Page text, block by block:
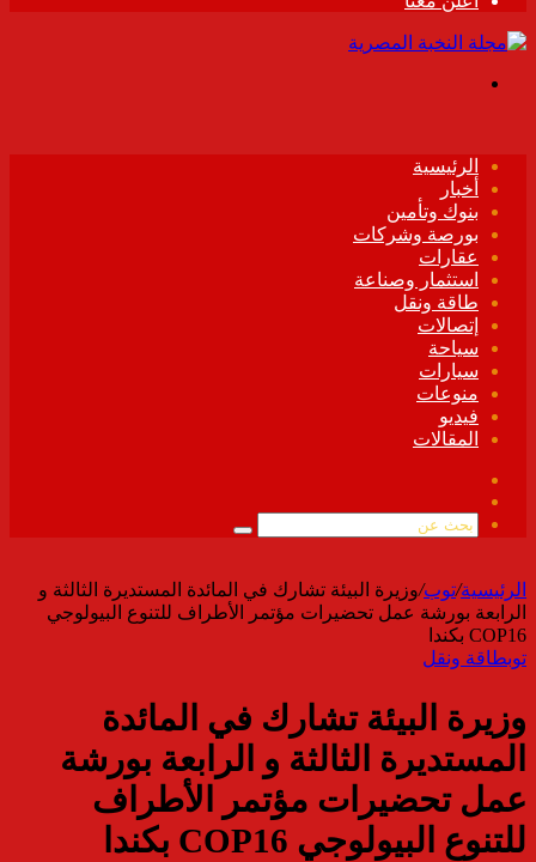
الرئيسية
أخبار
بنوك وتأمين
بورصة وشركات
عقارات
استثمار وصناعة
طاقة ونقل
إتصالات
سياحة
سيارات
منوعات
فيديو
المقالات
الموقع
بحث
الرئيسية/توب/وزيرة البيئة تشارك في المائدة المستديرة الثالثة و
الرابعة بورشة عمل تحضيرات مؤتمر الأطراف للتنوع البيولوجي
COP16 بكندا
توبطاقة ونقل
وزيرة البيئة تشارك في المائدة
المستديرة الثالثة و الرابعة بورشة
عمل تحضيرات مؤتمر الأطراف
للتنوع البيولوجي COP16 بكندا